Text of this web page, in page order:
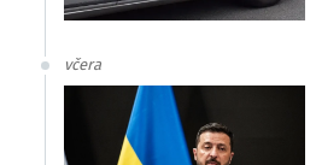
včera